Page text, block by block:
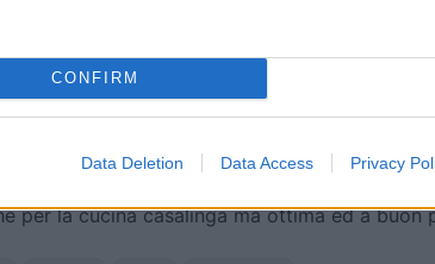
CONFIRM
Data Deletion Data Access Privacy
29/
ma con tutto a portata di mano. Gestori
per la cucina casalinga ma ottima ed a buon